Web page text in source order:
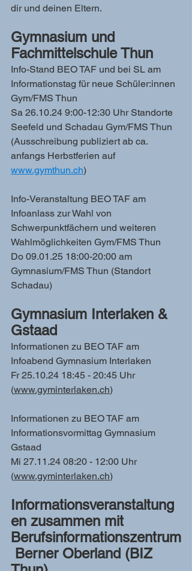
dir und deinen Eltern.
Gymnasium und
Fachmittelschule Thun
Info-Stand BEO TAF und bei SL am
Informationstag für neue Schüler:innen
Gym/FMS Thun
Sa 26.10.24 9:00-12:30 Uhr Standorte
Seefeld und Schadau Gym/FMS Thun
(Ausschreibung publiziert ab ca.
anfangs Herbstferien auf
www.gymthun.ch)
Info-Veranstaltung BEO TAF am
Infoanlass zur Wahl von
Schwerpunktfächern und weiteren
Wahlmöglichkeiten Gym/FMS Thun
Do 09.01.25 18:00-20:00 am
Gymnasium/FMS Thun (Standort
Schadau)
Gymnasium Interlaken &
Gstaad
Informationen zu BEO TAF am
Infoabend Gymnasium Interlaken
Fr 25.10.24 18:45 - 20:45 Uhr
(www.gyminterlaken.ch)
Informationen zu BEO TAF am
Informationsvormittag Gymnasium
Gstaad
Mi 27.11.24 08:20 - 12:00 Uhr
(www.gyminterlaken.ch)
Informationsveranstaltung
en zusammen mit
Berufsinformationszentrum
Berner Oberland (BIZ